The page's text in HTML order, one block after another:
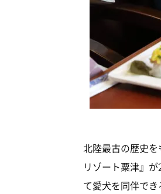
北陸最古の歴史
リゾート粟津』
て愛犬を同伴で